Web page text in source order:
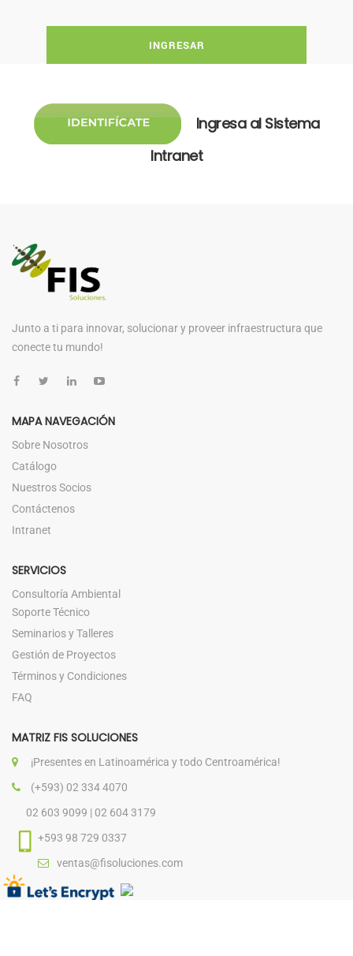
INGRESAR
Ingresa al Sistema
Intranet
Junto a ti para innovar, solucionar y proveer infraestructura que
conecte tu mundo!
MAPA NAVEGACIÓN
Sobre Nosotros
Catálogo
Nuestros Socios
Contáctenos
Intranet
SERVICIOS
Consultoría Ambiental
Soporte Técnico
Seminarios y Talleres
Gestión de Proyectos
Términos y Condiciones
FAQ
MATRIZ FIS SOLUCIONES
¡Presentes en Latinoamérica y todo Centroamérica!
(+593) 02 334 4070
02 603 9099 | 02 604 3179
+593 98 729 0337
ventas@fisoluciones.com